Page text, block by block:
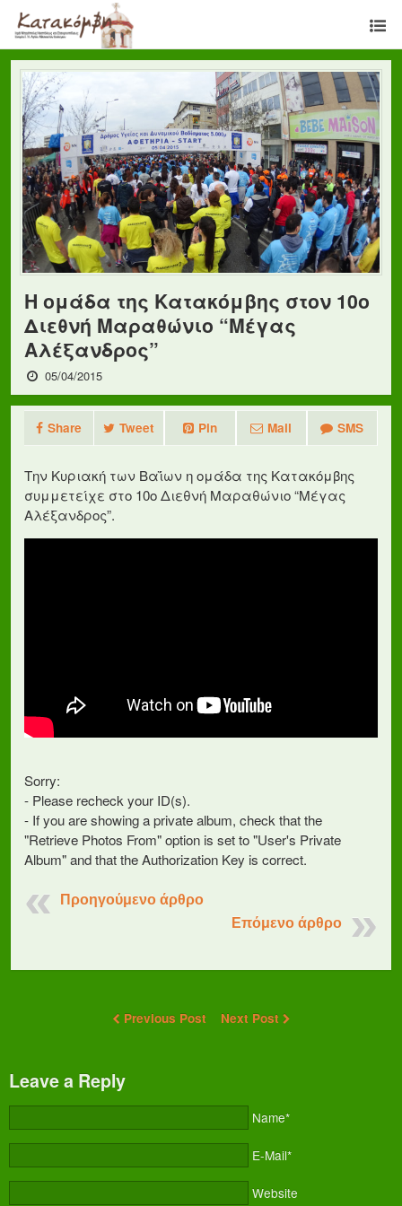
Η ομάδα της Κατακόμβης στον 10ο
Διεθνή Μαραθώνιο “Μέγας
Αλέξανδρος”
05/04/2015
Share Tweet Pin Mail SMS
Την Κυριακή των Βαΐων η ομάδα της Κατακόμβης
συμμετείχε στο 10ο Διεθνή Μαραθώνιο “Μέγας
Αλέξανδρος”.
Sorry:
- Please recheck your ID(s).
- If you are showing a private album, check that the
"Retrieve Photos From" option is set to "User's Private
Album" and that the Authorization Key is correct.
Προηγούμενο άρθρο
Επόμενο άρθρο
Previous Post Next Post
Leave a Reply
Name*
E-Mail*
Website